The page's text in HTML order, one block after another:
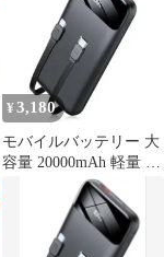
¥ 3,180
モバイルバッテリー 大
容量 20000mAh 軽量 小
型 急速充電 4台同時充